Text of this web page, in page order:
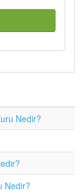
Nedir?
Nedir?